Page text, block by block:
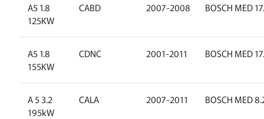
A5 1.8
125KW
CABD 2007-2008 BOSCH MED
A5 1.8
155KW
CDNC 2001-2011 BOSCH MED
A 5 3.2
195kW
CALA 2007-2011 BOSCH MED